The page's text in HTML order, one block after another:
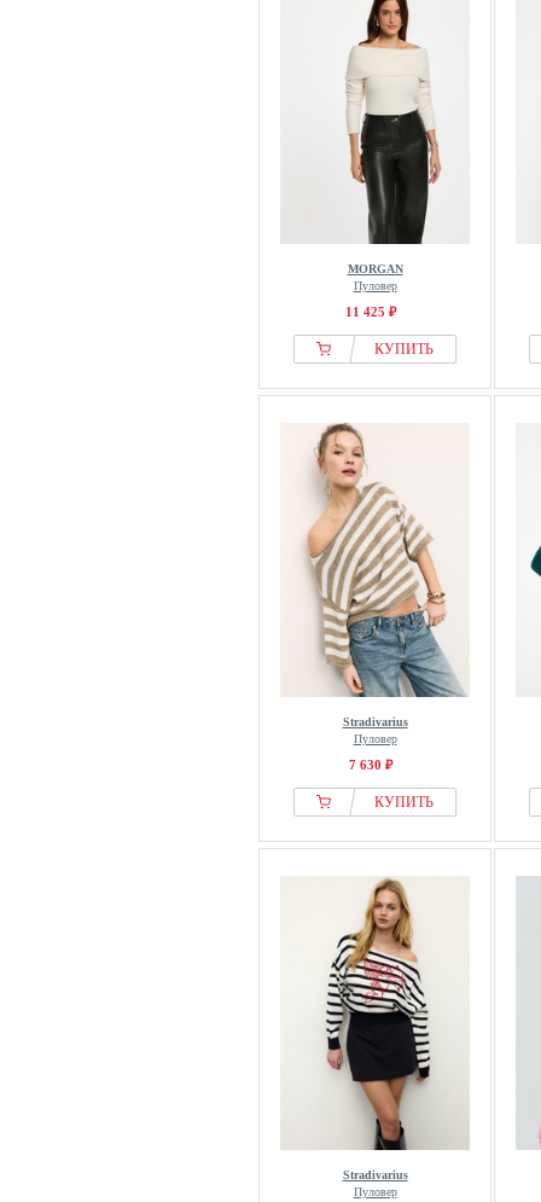
MORGAN
Пуловер
11 425 ₽
КУПИТЬ
Stradivarius
Пуловер
7 630 ₽
КУПИТЬ
Stradivarius
Пуловер